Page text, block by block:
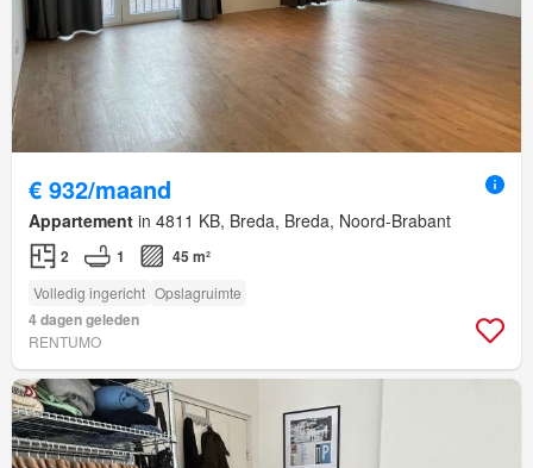
€ 932/maand
Appartement in 4811 KB, Breda, Breda, Noord-Brabant
2 1 45 m²
Volledig ingericht Opslagruimte
4 dagen geleden
RENTUMO